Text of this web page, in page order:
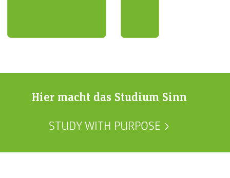
Hier macht das Studium Sinn
STUDY WITH PURPOSE